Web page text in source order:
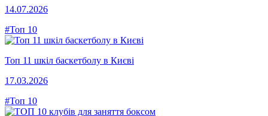
14.07.2026
#Топ 10
Топ 11 шкіл баскетболу в Києві
17.03.2026
#Топ 10